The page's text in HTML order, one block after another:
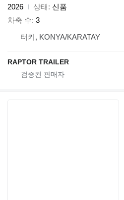
2026 상태
신품
차축 수 3
터키, KONYA/KARATAY
RAPTOR TRAILER